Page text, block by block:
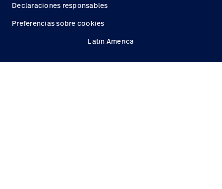
Declaraciones responsables
Preferencias sobre cookies
Latin America